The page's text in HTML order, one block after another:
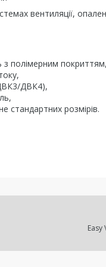
вентиляції,
полімерним
ДВК4),
стандартних розмірів.